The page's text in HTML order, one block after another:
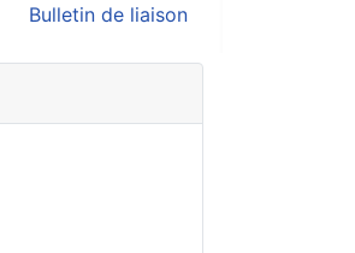
Bulletin de liaison